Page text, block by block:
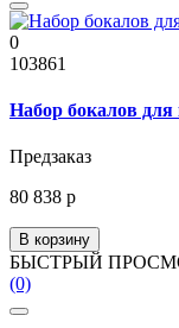
0
103861
Набор бокалов
Предзаказ
80 838 р
В корзину
БЫСТРЫЙ
(0)